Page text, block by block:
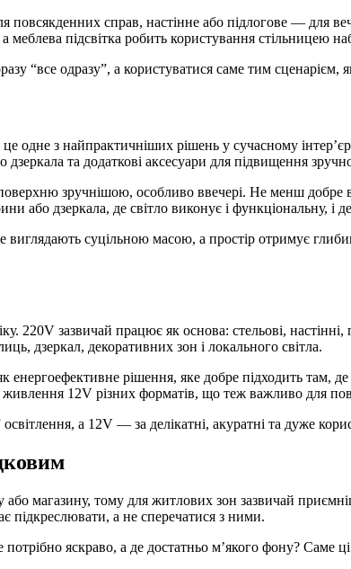
повсякденних справ, настінне або підлогове — для
меблева підсвітка робить користування стільницею
“все одразу”, а користуватися саме тим сценарієм,
одне з найпрактичніших рішень у сучасному
та додаткові аксесуари для підвищення
зручнішою, особливо ввечері. Не менш добре
або дзеркала, де світло виконує і функціональну, і
суцільною масою, а простір отримує
220V зазвичай працює як основа: стельові,
дзеркал, декоративних зон і локального світла.
енергоефективне рішення, яке добре підходить там,
живлення 12V різних форматів, що теж важливо для
а 12V — за делікатні, акуратні та дуже
магазину, тому для житлових зон зазвичай
підкреслювати, а не сперечатися з ними.
яскраво, а де достатньо м’якого фону? Саме